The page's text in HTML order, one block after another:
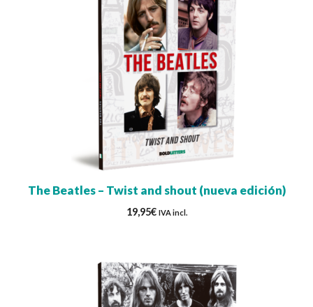
The Beatles – Twist and shout (nueva edición)
19,95€ IVA incl.